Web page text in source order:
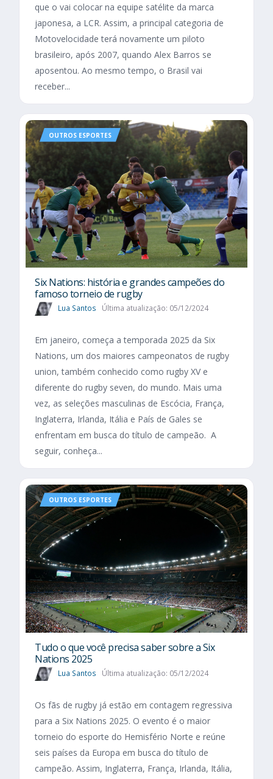
que o vai colocar na equipe satélite da marca
japonesa, a LCR. Assim, a principal categoria de
Motovelocidade terá novamente um piloto
brasileiro, após 2007, quando Alex Barros se
aposentou. Ao mesmo tempo, o Brasil vai
receber...
OUTROS ESPORTES
Six Nations​: história e grandes campeões do
famoso torneio de rugby
Lua Santos Última atualização: 05/12/2024
Em janeiro, começa a temporada 2025 da Six
Nations, um dos maiores campeonatos de rugby
union, também conhecido como rugby XV e
diferente do rugby seven, do mundo. Mais uma
vez, as seleções masculinas de Escócia, França,
Inglaterra, Irlanda, Itália e País de Gales se
enfrentam em busca do título de campeão. A
seguir, conheça...
OUTROS ESPORTES
Tudo o que você precisa saber sobre a Six
Nations 2025​
Lua Santos Última atualização: 05/12/2024
Os fãs de rugby já estão em contagem regressiva
para a Six Nations 2025. O evento é o maior
torneio do esporte do Hemisfério Norte e reúne
seis países da Europa em busca do título de
campeão. Assim, Inglaterra, França, Irlanda, Itália,